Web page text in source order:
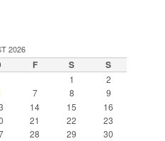
2026
F S S
1
2
7 8
9
14 15
16
21 22
23
28 29
30